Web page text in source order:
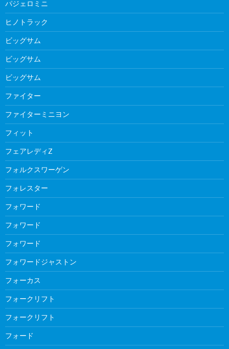
パジェロミニ
ヒノトラック
ビッグサム
ビッグサム
ビッグサム
ファイター
ファイターミニヨン
フィット
フェアレディZ
フォルクスワーゲン
フォレスター
フォワード
フォワード
フォワード
フォワードジャストン
フォーカス
フォークリフト
フォークリフト
フォード